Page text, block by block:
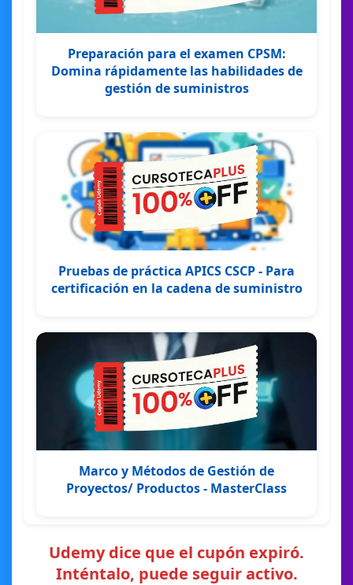
Preparación para el examen CPSM:
Domina rápidamente las habilidades de
gestión de suministros
Pruebas de práctica APICS CSCP - Para
certificación en la cadena de suministro
Marco y Métodos de Gestión de
Proyectos/ Productos - MasterClass
Udemy dice que el cupón expiró.
Inténtalo, puede seguir activo.